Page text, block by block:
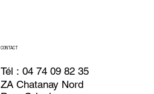
CONTACT
Tél : 04 74 09 82 35
ZA Chatanay Nord